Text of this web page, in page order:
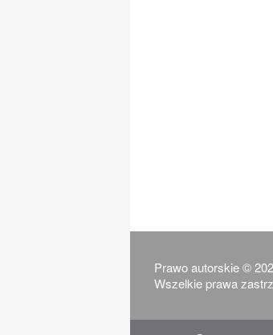
Prawo autorskie ©
Wszelkie prawa